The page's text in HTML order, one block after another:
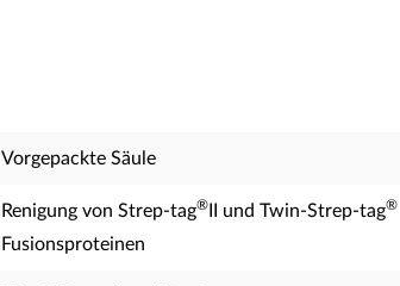
Vorgepackte Säule
Renigung von Strep-tag®II und Twin-Strep-tag®
Fusionsproteinen